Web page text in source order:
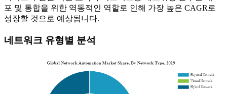
포 및 통합을 위한 역동적인 역할로 인해 가장 높은 CAGR로
성장할 것으로 예상됩니다.
네트워크 유형별 분석